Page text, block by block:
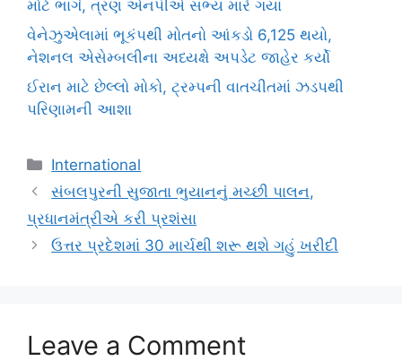
મોટે ભાગે, ત્રણ એનપીએ સભ્ય મારે ગયા
વેનેઝુએલામાં ભૂકંપથી મોતનો આંકડો 6,125 થયો,
નેશનલ એસેમ્બલીના અધ્યક્ષે અપડેટ જાહેર કર્યો
ઈરાન માટે છેલ્લો મોકો, ટ્રમ્પની વાતચીતમાં ઝડપથી
પરિણામની આશા
Categories
International
સંબલપુરની સુજાતા ભુયાનનું મચ્છી પાલન,
પ્રધાનમંત્રીએ કરી પ્રશંસા
ઉત્તર પ્રદેશમાં 30 માર્ચથી શરૂ થશે ગહું ખરીદી
Leave a Comment